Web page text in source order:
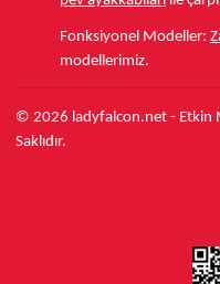
Fonksiyonel Modeller:
modellerimiz.
© 2026 ladyfalcon.net - Etkin
Saklıdır.